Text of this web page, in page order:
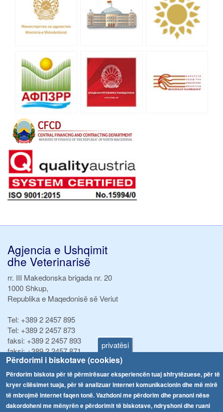
privatësi
Përdorimi i biskotave (cookies)
Përdorim biskota për të përmirësuar eksperiencën tuaj shfrytëzuese, për të
kryer cilësimet tuaja, për të analizuar internet komunikacionin dhe më mirë
të mbrojmë internet faqen tonë. Vazhdoni me përdorim dhe pranoni nëse
dakordoheni me mënyrën e përdorimit të biskotave, ndryshoni dhe ruani
Agjencia e Ushqimit
dhe Veterinarisë
rr. III Makedonska brigada nr. 20
1000 Shkup,
Republika e Maqedonisë së Veriut
Tel: +389 2 2457 895
Tel: +389 2 2457 873
faksi: +389 2 2457 893
faksi:+389 2 2457 871
info@fva.gov.mk
Njoftime
Република Бугарија ги засили официјалните контроли при увоз на свежо овошје и зеленчук
Navigimi
Arkivi